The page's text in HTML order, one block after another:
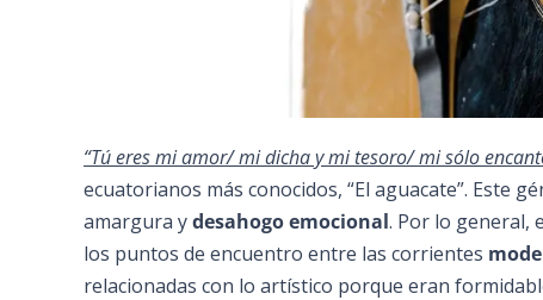
“Tú eres mi amor/ mi dicha y mi tesoro/ mi sólo
ecuatorianos más conocidos, “El aguacate”. Este
amargura ydesahogo emocional. Por lo general,
los puntos de encuentro entre las corrientes
relacionadas con lo artístico porque eran